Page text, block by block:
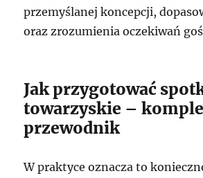
przemyślanej koncepcji,
oraz zrozumienia oczekiwań
Jak przygotować
towarzyskie –
przewodnik
W praktyce oznacza to